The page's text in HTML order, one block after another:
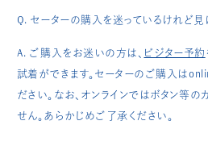
Q. セーターの購入を迷っているけれど見
A. ご購入をお迷いの方は、 ビジター予約
試着ができます。セーターのご購入は
ださい。なお、オンラインではボタン等の
せん。あらかじめご了承ください。